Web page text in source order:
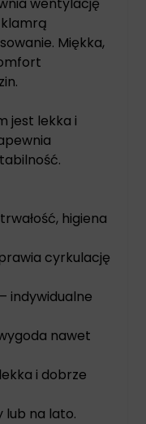
Miękka,
jest lekka i
higiena
cyrkulację
indywidualne
nawet
i dobrze
lub na lato.